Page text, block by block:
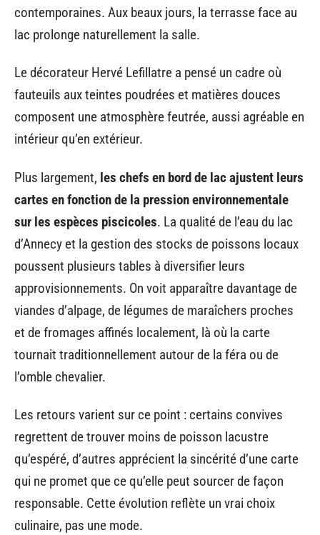
contemporaines. Aux beaux jours, la terrasse face au
lac prolonge naturellement la salle.
Le décorateur Hervé Lefillatre a pensé un cadre où
fauteuils aux teintes poudrées et matières douces
composent une atmosphère feutrée, aussi agréable en
intérieur qu’en extérieur.
Plus largement, les chefs en bord de lac ajustent leurs
cartes en fonction de la pression environnementale
sur les espèces piscicoles. La qualité de l’eau du lac
d’Annecy et la gestion des stocks de poissons locaux
poussent plusieurs tables à diversifier leurs
approvisionnements. On voit apparaître davantage de
viandes d’alpage, de légumes de maraîchers proches
et de fromages affinés localement, là où la carte
tournait traditionnellement autour de la féra ou de
l’omble chevalier.
Les retours varient sur ce point : certains convives
regrettent de trouver moins de poisson lacustre
qu’espéré, d’autres apprécient la sincérité d’une carte
qui ne promet que ce qu’elle peut sourcer de façon
responsable. Cette évolution reflète un vrai choix
culinaire, pas une mode.